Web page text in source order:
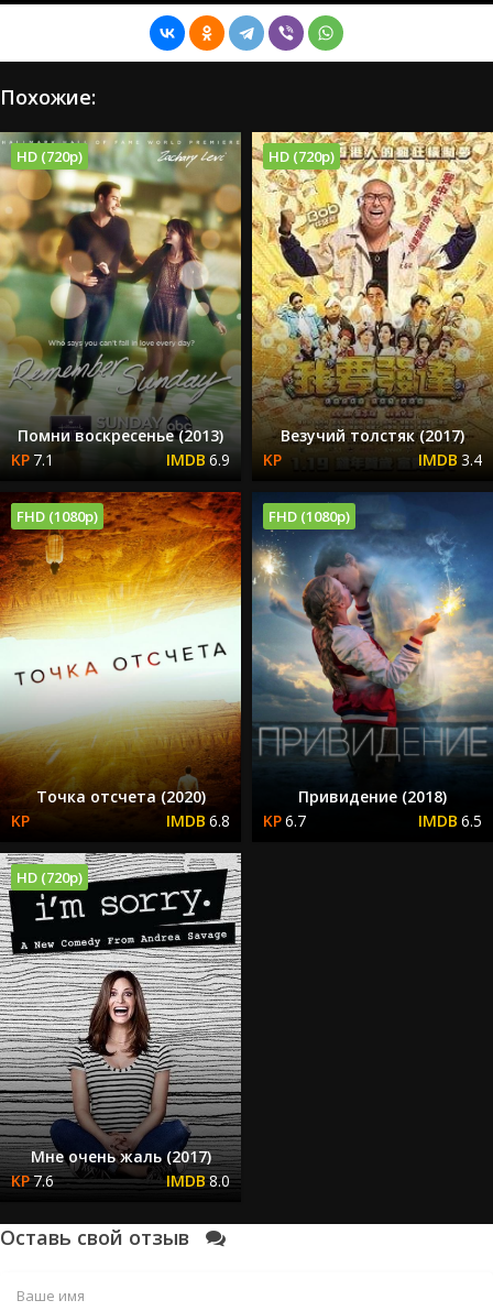
Похожие:
HD (720p)
Помни воскресенье (2013)
7.1
6.9
HD (720p)
Везучий толстяк (2017)
3.4
FHD (1080p)
Точка отсчета (2020)
6.8
FHD (1080p)
Привидение (2018)
6.7
6.5
HD (720p)
Мне очень жаль (2017)
7.6
8.0
Оставь свой отзыв